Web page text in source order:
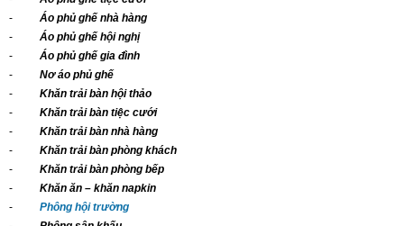
- Áo phủ ghế nhà hàng
- Áo phủ ghế hội nghị
- Áo phủ ghế gia đình
- Nơ áo phủ ghế
- Khăn trải bàn hội thảo
- Khăn trải bàn tiệc cưới
- Khăn trải bàn nhà hàng
- Khăn trải bàn phòng khách
- Khăn trải bàn phòng bếp
- Khăn ăn – khăn napkin
- Phông hội trường